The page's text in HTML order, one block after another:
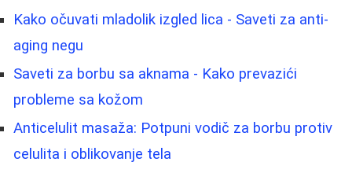
Kako očuvati mladolik izgled lica - Saveti za anti-
aging negu
Saveti za borbu sa aknama - Kako prevazići
probleme sa kožom
Anticelulit masaža: Potpuni vodič za borbu protiv
celulita i oblikovanje tela